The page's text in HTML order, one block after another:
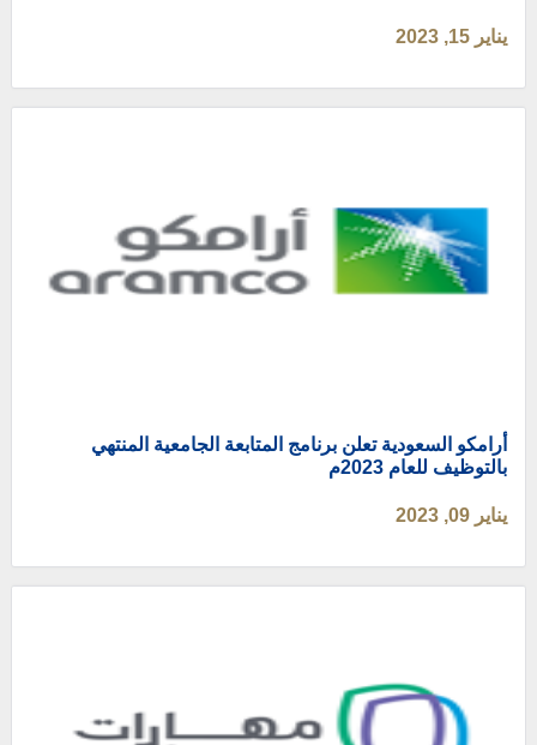
يناير 15, 2023
أرامكو السعودية تعلن برنامج المتابعة الجامعية المنتهي
بالتوظيف للعام 2023م
يناير 09, 2023